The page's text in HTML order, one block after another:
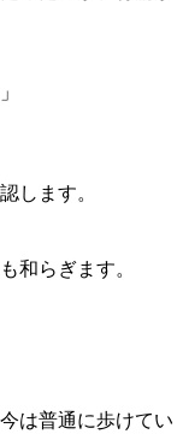
します。
和らぎます。
は普通に歩けてい